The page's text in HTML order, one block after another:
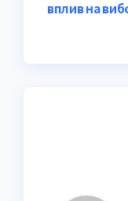
вплив на